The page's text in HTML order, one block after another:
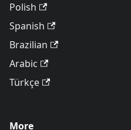
Polish
Spanish
Brazilian
Arabic
Türkçe
More